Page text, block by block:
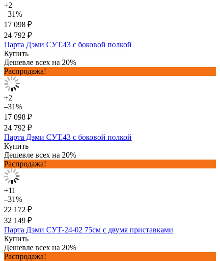
+2
–31%
17 098 ₽
24 792 ₽
Парта Дэми СУТ.43 с боковой полкой
Купить
Дешевле всех на 20%
Распродажа!
+2
–31%
17 098 ₽
24 792 ₽
Парта Дэми СУТ.43 с боковой полкой
Купить
Дешевле всех на 20%
Распродажа!
+11
–31%
22 172 ₽
32 149 ₽
Парта Дэми СУТ-24-02 75см с двумя приставками
Купить
Дешевле всех на 20%
Распродажа!